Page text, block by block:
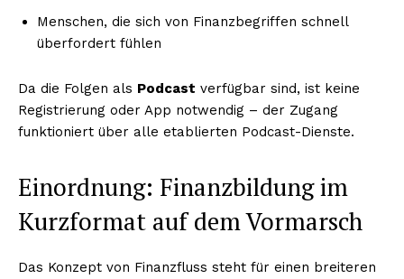
Menschen, die sich von Finanzbegriffen schnell
überfordert fühlen
Da die Folgen als Podcast verfügbar sind, ist keine
Registrierung oder App notwendig – der Zugang
funktioniert über alle etablierten Podcast-Dienste.
Einordnung: Finanzbildung im
Kurzformat auf dem Vormarsch
Das Konzept von Finanzfluss steht für einen breiteren